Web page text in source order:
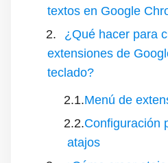
textos en Google
¿Qué hacer para
extensiones de
teclado?
Menú de
Configuración
atajos